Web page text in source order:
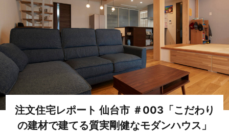
注文住宅レポート 仙台市 ＃003「こだわり
の建材で建てる質実剛健なモダンハウス」